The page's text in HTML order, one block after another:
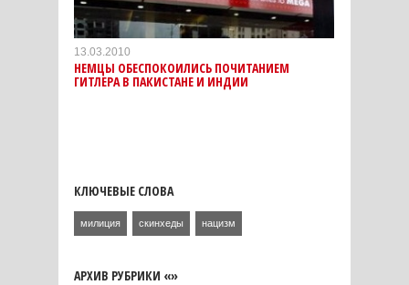
13.03.2010
НЕМЦЫ ОБЕСПОКОИЛИСЬ ПОЧИТАНИЕМ
ГИТЛЕРА В ПАКИСТАНЕ И ИНДИИ
КЛЮЧЕВЫЕ СЛОВА
милиция скинхеды нацизм
АРХИВ РУБРИКИ «»